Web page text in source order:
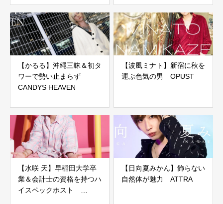
【かるる】沖縄三昧＆初タ
ワーで勢い止まらず
CANDYS HEAVEN
【波風ミナト】新宿に秋を
運ぶ色気の男 OPUST
【水咲 天】早稲田大学卒
業＆会計士の資格を持つハ
イスペックホスト
【日向夏みかん】飾らない
自然体が魅力 ATTRA